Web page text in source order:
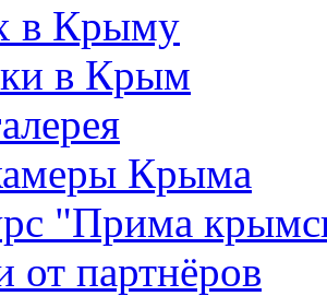
в Крыму
в Крым
Крыма
"Прима
от партнёров